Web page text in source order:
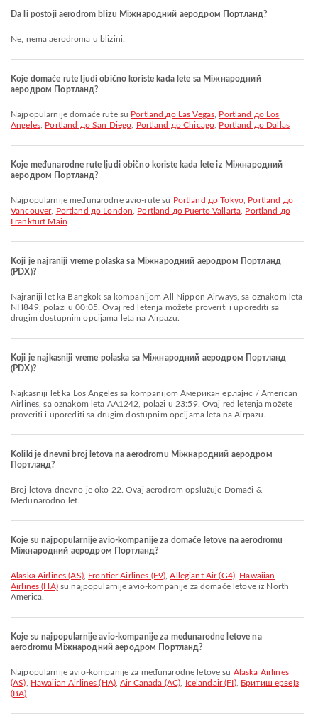
Da li postoji aerodrom blizu Міжнародний аеродром Портланд?
Ne, nema aerodroma u blizini.
Koje domaće rute ljudi obično koriste kada lete sa Міжнародний
аеродром Портланд?
Najpopularnije domaće rute su Portland до Las Vegas Portland до Los
Angeles, Portland до San Diego Portland до Chicago Portland до Dallas
Koje međunarodne rute ljudi obično koriste kada lete iz Міжнародний
аеродром Портланд?
Najpopularnije međunarodne avio-rute su Portland до Tokyo Portland до
Vancouver, Portland до London Portland до Puerto Vallarta Portland до
Frankfurt Main
Koji je najraniji vreme polaska sa Міжнародний аеродром Портланд
(PDX)?
Najraniji let ka Bangkok sa kompanijom All Nippon Airways, sa oznakom leta
NH849, polazi u 00:05. Ovaj red letenja možete proveriti i uporediti sa
drugim dostupnim opcijama leta na Airpazu.
Koji je najkasniji vreme polaska sa Міжнародний аеродром Портланд
(PDX)?
Najkasniji let ka Los Angeles sa kompanijom Американ ерлајнс / American
Airlines, sa oznakom leta AA1242, polazi u 23:59. Ovaj red letenja možete
proveriti i uporediti sa drugim dostupnim opcijama leta na Airpazu.
Koliki je dnevni broj letova na aerodromu Міжнародний аеродром
Портланд?
Broj letova dnevno je oko 22. Ovaj aerodrom opslužuje Domaći &
Međunarodno let.
Koje su najpopularnije avio-kompanije za domaće letove na aerodromu
Міжнародний аеродром Портланд?
Alaska Airlines (AS), Frontier Airlines (F9) ,Allegiant Air (G4) Hawaiian
Airlines (HA)su najpopularnije avio-kompanije za domaće letove iz North
America.
Koje su najpopularnije avio-kompanije za međunarodne letove na
aerodromu Міжнародний аеродром Портланд?
Najpopularnije avio-kompanije za međunarodne letove su Alaska Airlines
(AS)
Hawaiian Airlines (HA),Air Canada (AC) Icelandair (FI), Бритиш ервејз
(BA)